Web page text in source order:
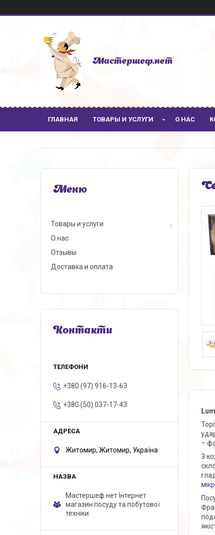
Мастершеф.нет
ГЛАВНАЯ ТОВАРЫ И УСЛУГИ О НАС
–
З
Товары и услуги
О нас
Отзывы
Доставка и оплата
Контакти
+380 (97) 916-13-63
+380 (50) 037-17-43
Житомир, Житомир, Україна
Мастершеф.нет Iнтернет
магазин посуду та побутової
техніки